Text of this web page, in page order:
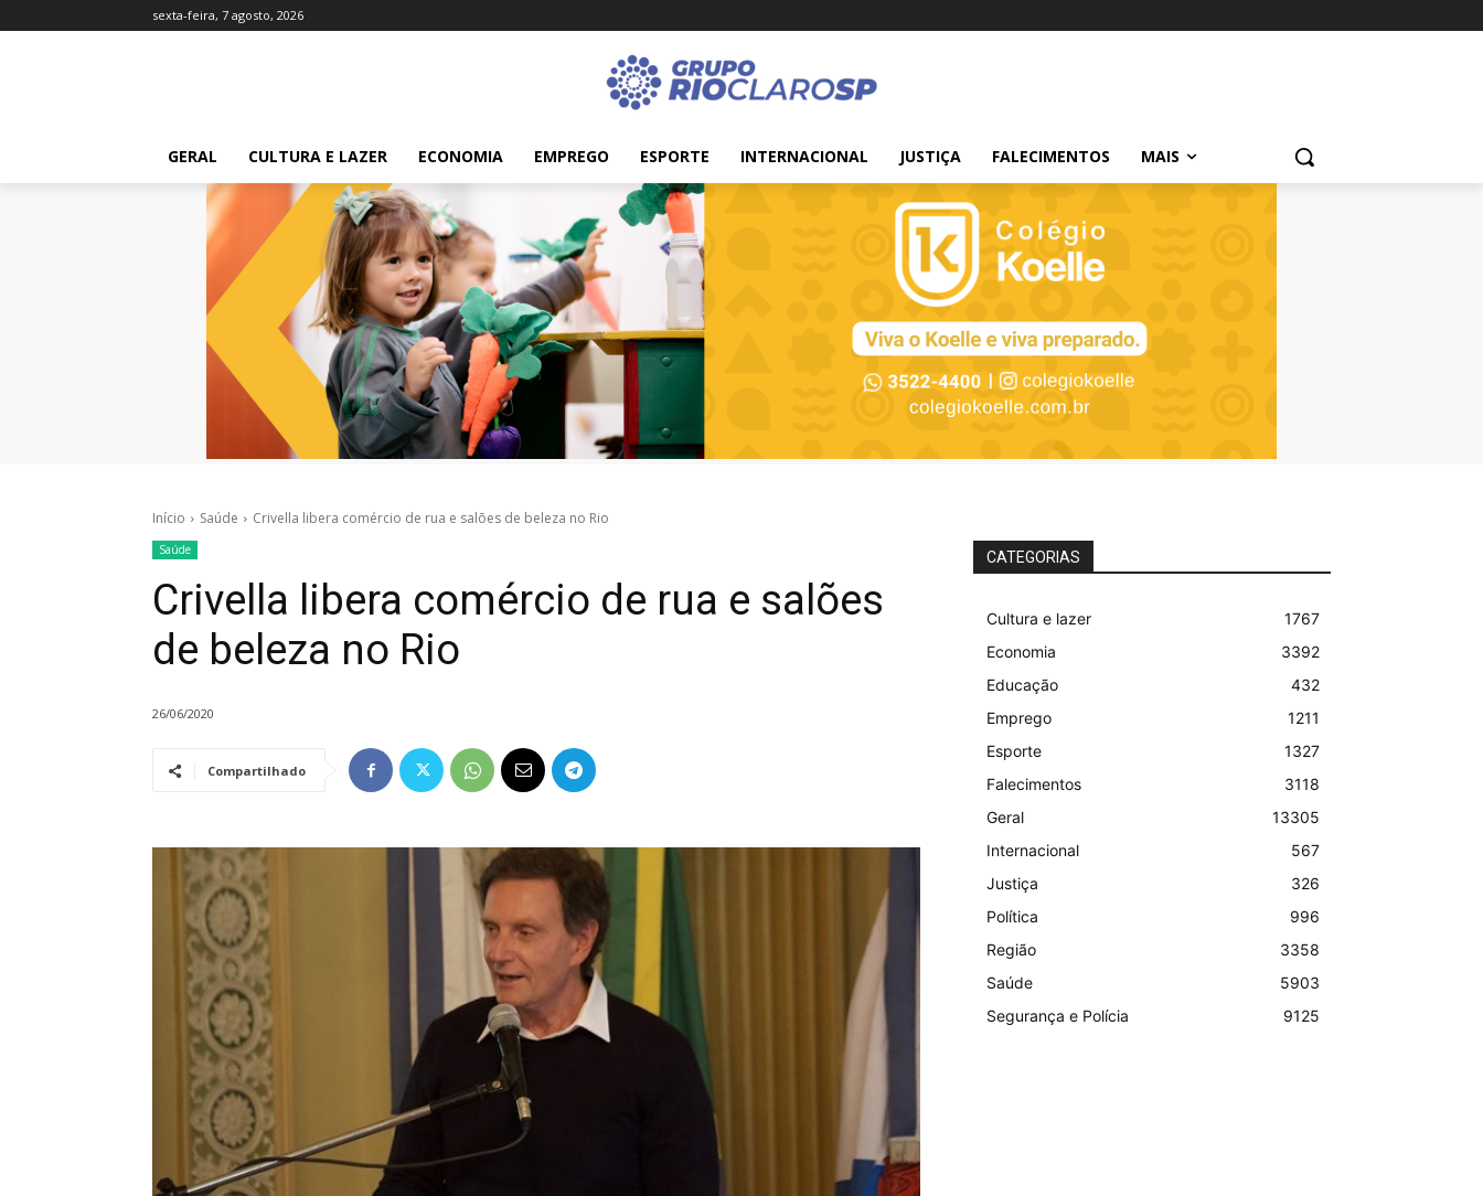
sexta-feira, 7 agosto, 2026
GERAL CULTURA E LAZER ECONOMIA EMPREGO ESPORTE INTERNACIONAL JUSTIÇA FALECIMENTOS MAIS
Início Saúde Crivella libera comércio de rua e salões de beleza no Rio
Saúde
Crivella libera comércio de rua e salões
de beleza no Rio
26/06/2020
Compartilhado
CATEGORIAS
Cultura e lazer
1767
Economia
3392
Educação
432
Emprego
1211
Esporte
1327
Falecimentos
3118
Geral
13305
Internacional
567
Justiça
326
Política
996
Região
3358
Saúde
5903
Segurança e Polícia
9125